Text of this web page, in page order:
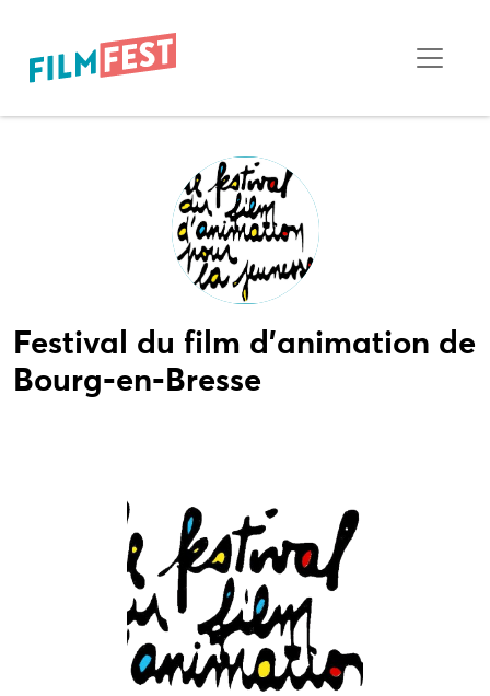
Festival du film d'animation de
Bourg-en-Bresse